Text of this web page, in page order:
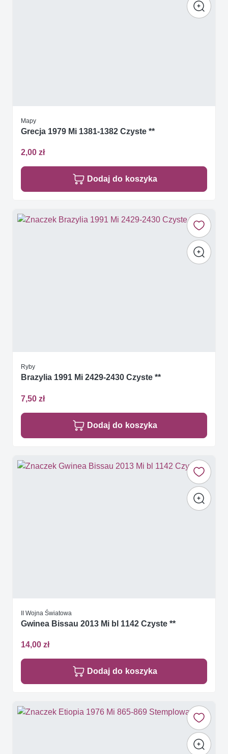
Mapy
Grecja 1979 Mi 1381-1382 Czyste **
2,00 zł
Dodaj do koszyka
Ryby
Brazylia 1991 Mi 2429-2430 Czyste **
7,50 zł
Dodaj do koszyka
II Wojna Światowa
Gwinea Bissau 2013 Mi bl 1142 Czyste **
14,00 zł
Dodaj do koszyka